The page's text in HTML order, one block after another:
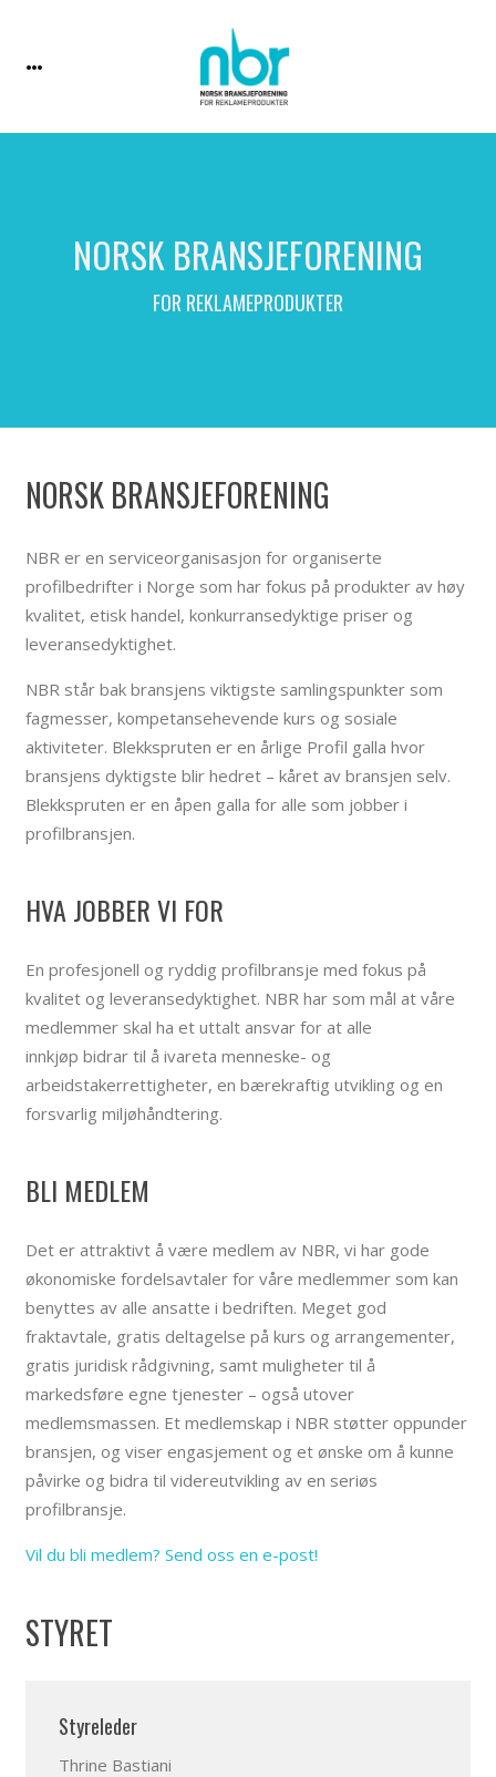
NORSK BRANSJEFORENING
FOR REKLAMEPRODUKTER
NORSK BRANSJEFORENING
NBR er en serviceorganisasjon for organiserte
profilbedrifter i Norge som har fokus på produkter av høy
kvalitet, etisk handel, konkurransedyktige priser og
leveransedyktighet.
NBR står bak bransjens viktigste samlingspunkter som
fagmesser, kompetansehevende kurs og sosiale
aktiviteter. Blekkspruten er en årlige Profil galla hvor
bransjens dyktigste blir hedret – kåret av bransjen selv.
Blekkspruten er en åpen galla for alle som jobber i
profilbransjen.
HVA JOBBER VI FOR
En profesjonell og ryddig profilbransje med fokus på
kvalitet og leveransedyktighet. NBR har som mål at våre
medlemmer skal ha et uttalt ansvar for at alle
innkjøp bidrar til å ivareta menneske- og
arbeidstakerrettigheter, en bærekraftig utvikling og en
forsvarlig miljøhåndtering.
BLI MEDLEM
Det er attraktivt å være medlem av NBR, vi har gode
økonomiske fordelsavtaler for våre medlemmer som kan
benyttes av alle ansatte i bedriften. Meget god
fraktavtale, gratis deltagelse på kurs og arrangementer,
gratis juridisk rådgivning, samt muligheter til å
markedsføre egne tjenester – også utover
medlemsmassen. Et medlemskap i NBR støtter oppunder
bransjen, og viser engasjement og et ønske om å kunne
påvirke og bidra til videreutvikling av en seriøs
profilbransje.
Vil du bli medlem? Send oss en e-post!
STYRET
Styreleder
Thrine Bastiani